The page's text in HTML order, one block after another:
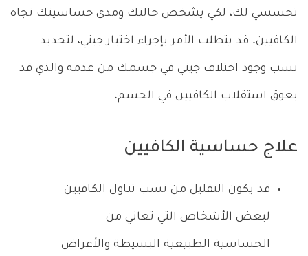
تحسسي لك، لكي يشخص حالتك ومدى حساسيتك تجاه
الكافيين. قد يتطلب الأمر بإجراء اختبار جيني، لتحديد
نسب وجود اختلاف جيني في جسمك من عدمه والذي قد
يعوق استقلاب الكافيين في الجسم.
علاج حساسية الكافيين
قد يكون التقليل من نسب تناول الكافيين
لبعض الأشخاص التي تعاني من
الحساسية الطبيعية البسيطة والأعراض